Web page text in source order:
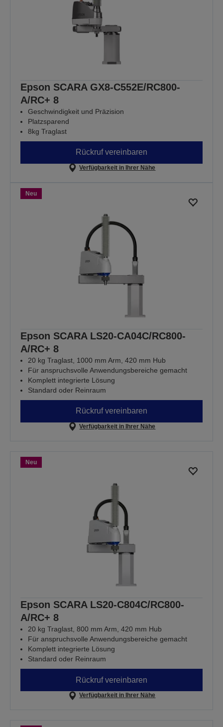
Epson SCARA GX8-C552E/RC800-
A/RC+ 8
Geschwindigkeit und Präzision
Platzsparend
8kg Traglast
Rückruf vereinbaren
Verfügbarkeit in Ihrer Nähe
Neu
Epson SCARA LS20-CA04C/RC800-
A/RC+ 8
20 kg Traglast, 1000 mm Arm, 420 mm Hub
Für anspruchsvolle Anwendungsbereiche gemacht
Komplett integrierte Lösung
Standard oder Reinraum
Rückruf vereinbaren
Verfügbarkeit in Ihrer Nähe
Neu
Epson SCARA LS20-C804C/RC800-
A/RC+ 8
20 kg Traglast, 800 mm Arm, 420 mm Hub
Für anspruchsvolle Anwendungsbereiche gemacht
Komplett integrierte Lösung
Standard oder Reinraum
Rückruf vereinbaren
Verfügbarkeit in Ihrer Nähe